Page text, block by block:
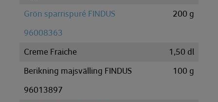
Grön sparrispuré FINDUS
96008363
200 g
Creme Fraiche 1,50 dl
Berikning majsvälling FINDUS
96013897
100 g